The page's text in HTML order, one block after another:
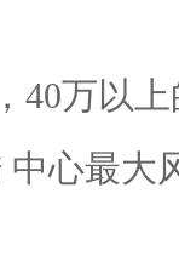
40万以
中心最大